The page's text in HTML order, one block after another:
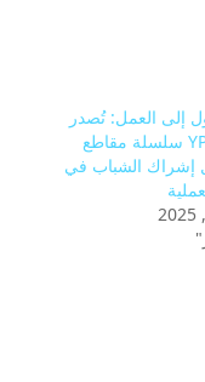
إلى العمل: تُصدر
شبكة YPAR سلسلة مقاطع
إشراك الشباب في